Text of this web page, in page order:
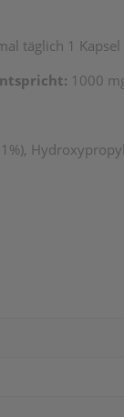
täglich 1
1000